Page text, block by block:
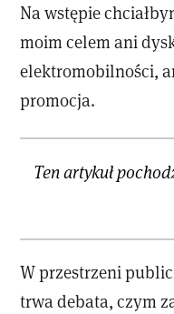
Na wstępie
moim celem ani
elektromobilności,
promocja.
Ten artykuł
W przestrzeni
trwa debata, czym